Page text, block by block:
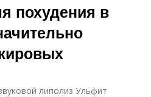
Аппаратные
процедуры
похудения в
липолиз Ульфит